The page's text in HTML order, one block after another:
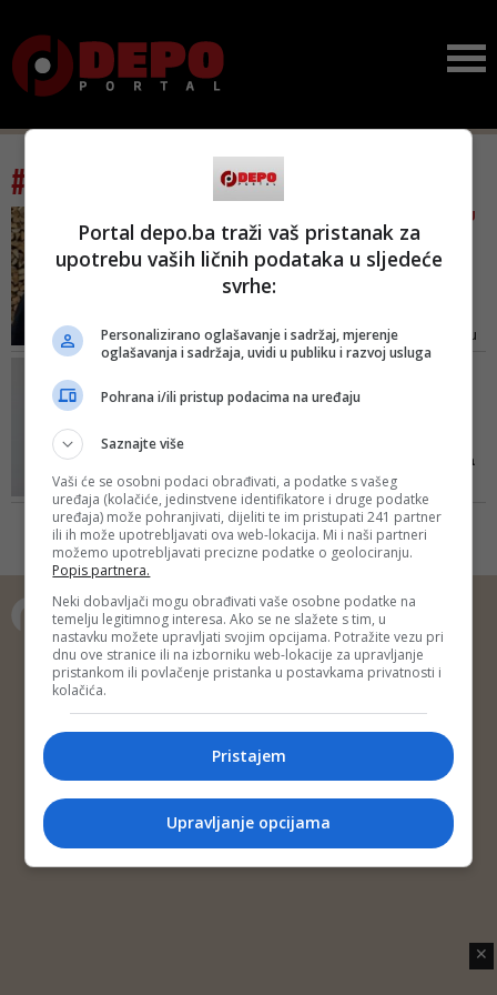
#tag: privatni život
SMETA LI MU ŠTA MEDIJI PIŠU
I Draško Stanivuković
konačno progovorio o
onda i neka pisanja koja nemaju
veze sa istinom prosto počnu
prima k srcu, ne bi izdržao tu vrstu
ZAVOĐENJE CENZURE I
piše o predsjedniku Suda
B...
Navedeno rješenje Općinskog
suda u Sarajevu sporno je zbog
toga što u obrazloženju ničim nije
privatnom životu predsjednika
Suda BiH ne predstavlja javni
interes, niti da je Dnevni avaz
povrijedio njegovo pravo na
Copyright © 2014 Depo Portal
Impressum
Kontakt Marketing
Privatnost korisnika
✕
Portal depo.ba traži vaš pristanak za
upotrebu vaših ličnih podataka u sljedeće
svrhe:
Personalizirano oglašavanje i sadržaj, mjerenje
oglašavanja i sadržaja, uvidi u publiku i razvoj usluga
Pohrana i/ili pristup podacima na uređaju
Saznajte više
Vaši će se osobni podaci obrađivati, a podatke s vašeg
uređaja (kolačiće, jedinstvene identifikatore i druge podatke
uređaja) može pohranjivati, dijeliti te im pristupati 241 partner
ili ih može upotrebljavati ova web-lokacija. Mi i naši partneri
možemo upotrebljavati precizne podatke o geolociranju.
Popis partnera.
Neki dobavljači mogu obrađivati vaše osobne podatke na
temelju legitimnog interesa. Ako se ne slažete s tim, u
nastavku možete upravljati svojim opcijama. Potražite vezu pri
dnu ove stranice ili na izborniku web-lokacije za upravljanje
pristankom ili povlačenje pristanka u postavkama privatnosti i
kolačića.
Pristajem
Upravljanje opcijama